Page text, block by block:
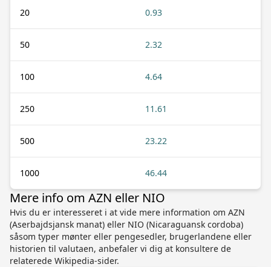
20 0.93
50 2.32
100 4.64
250 11.61
500 23.22
1000 46.44
Mere info om AZN eller NIO
Hvis du er interesseret i at vide mere information om AZN
(Aserbajdsjansk manat) eller NIO (Nicaraguansk cordoba)
såsom typer mønter eller pengesedler, brugerlandene eller
historien til valutaen, anbefaler vi dig at konsultere de
relaterede Wikipedia-sider.